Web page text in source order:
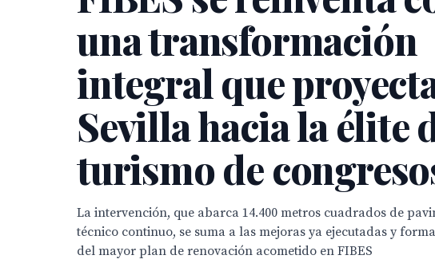
una transformación
integral que
Sevilla hacia la élite
turismo de
La intervención, que abarca 14.400 metros cuadrados de
técnico continuo, se suma a las mejoras ya ejecutadas y
del mayor plan de renovación acometido en FIBES